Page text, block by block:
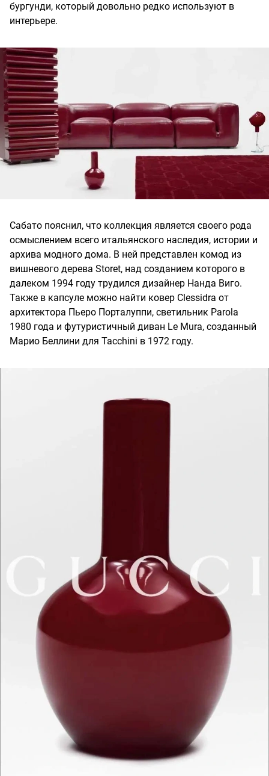
бургунди, который довольно редко используют в
интерьере.
Сабато пояснил, что коллекция является своего рода
осмыслением всего итальянского наследия, истории и
архива модного дома. В ней представлен комод из
вишневого дерева Storet, над созданием которого в
далеком 1994 году трудился дизайнер Нанда Виго.
Также в капсуле можно найти ковер Clessidra от
архитектора Пьеро Порталуппи, светильник Parola
1980 года и футуристичный диван Le Mura, созданный
Марио Беллини для Tacchini в 1972 году.